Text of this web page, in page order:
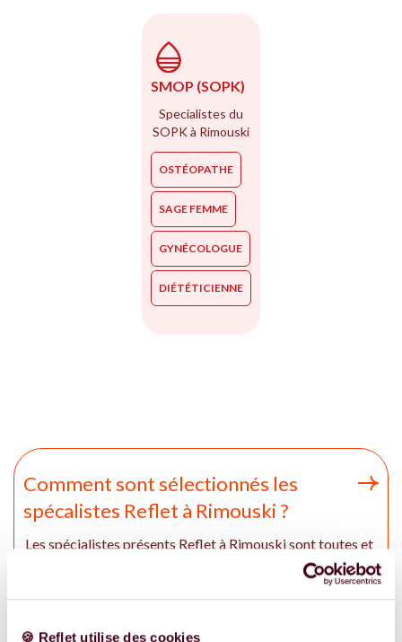
🍪 Reflet utilise des cookies
SMOP (SOPK)
Specialistes du
SOPK à Rimouski
OSTÉOPATHE
SAGE FEMME
GYNÉCOLOGUE
DIÉTÉTICIENNE
Comment sont sélectionnés les
spécalistes Reflet à Rimouski ?
Les spécialistes présents Reflet à Rimouski sont toutes et
tous des professionnel.le.s de santé reconnu.e.s. Les
expert.e.s intervenant sur Reflet ont des études sérieuses
d'expérience dans l'accompagnement des femmes et des